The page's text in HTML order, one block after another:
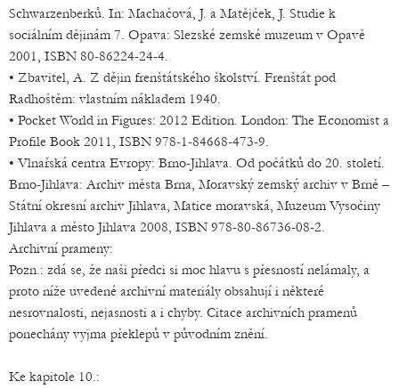
Schwarzenberků. In: Machačová, J. a Matějček, J. Studie k
sociálním dějinám 7. Opava: Slezské zemské muzeum v Opavě
2001, ISBN 80-86224-24-4.
• Zbavitel, A. Z dějin frenštátského školství. Frenštát pod
Radhoštěm: vlastním nákladem 1940.
• Pocket World in Figures: 2012 Edition. London: The Economist a
Profile Book 2011, ISBN 978-1-84668-473-9.
• Vlnařská centra Evropy: Brno-Jihlava. Od počátků do 20. století.
Brno-Jihlava: Archiv města Brna, Moravský zemský archiv v Brně –
Státní okresní archiv Jihlava, Matice moravská, Muzeum Vysočiny
Jihlava a město Jihlava 2008, ISBN 978-80-86736-08-2.
Archivní prameny:
Pozn.: zdá se, že naši předci si moc hlavu s přesností nelámaly, a
proto níže uvedené archivní materiály obsahují i některé
nesrovnalosti, nejasnosti a i chyby. Citace archivních pramenů
ponechány vyjma překlepů v původním znění.
Ke kapitole 10.: